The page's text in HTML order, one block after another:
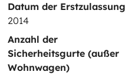
Datum der Erstzulassung
2014
Anzahl der
Sicherheitsgurte (außer
Wohnwagen)